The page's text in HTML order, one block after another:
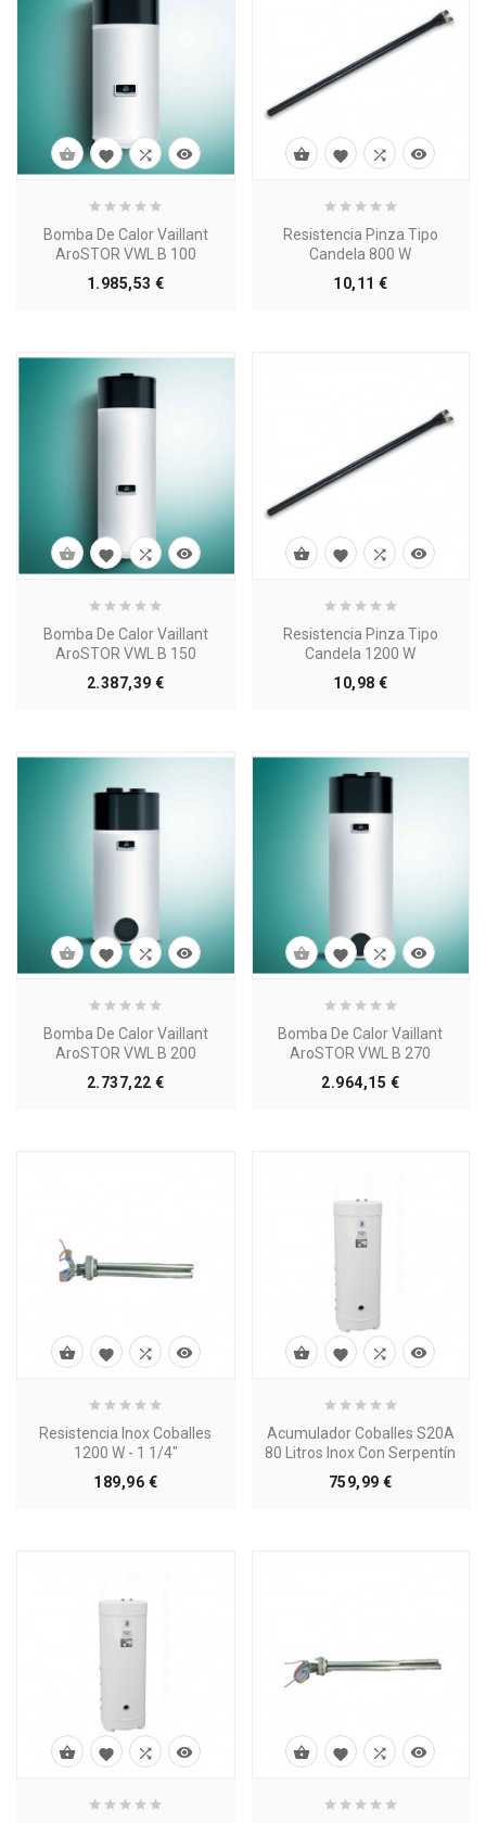
Bomba De Calor Vaillant
AroSTOR VWL B 100
1.985,53 €Precio
   
Resistencia Pinza Tipo
Candela 800 W
10,11 €Precio
   
Bomba De Calor Vaillant
AroSTOR VWL B 150
2.387,39 €Precio
   
Resistencia Pinza Tipo
Candela 1200 W
10,98 €Precio
   
Bomba De Calor Vaillant
AroSTOR VWL B 200
2.737,22 €Precio
   
Bomba De Calor Vaillant
AroSTOR VWL B 270
2.964,15 €Precio
   
Resistencia Inox Coballes
1200 W - 1 1/4"
189,96 €Precio
   
Acumulador Coballes S20A
80 Litros Inox Con Serpentín
759,99 €Precio
   
       